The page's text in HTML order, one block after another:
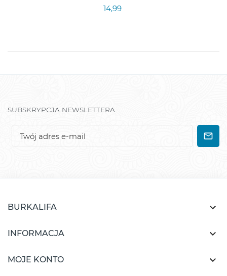
14,99
SUBSKRYPCJA NEWSLETTERA
BURKALIFA 
INFORMACJA 
MOJE KONTO 